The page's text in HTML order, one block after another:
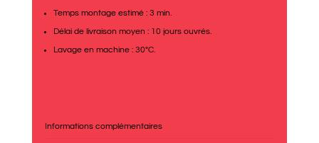
Temps montage estimé : 3 min.
Délai de livraison moyen : 10 jours ouvrés.
Lavage en machine : 30°C.
Informations complémentaires